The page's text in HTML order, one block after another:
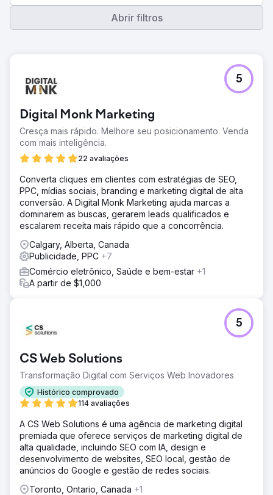
Abrir filtros
Digital Monk Marketing
Cresça mais rápido. Melhore seu posicionamento. Venda
com mais inteligência.
22 avaliações
5
Converta cliques em clientes com estratégias de SEO,
PPC, mídias sociais, branding e marketing digital de alta
conversão. A Digital Monk Marketing ajuda marcas a
dominarem as buscas, gerarem leads qualificados e
escalarem receita mais rápido que a concorrência.
Calgary, Alberta, Canada
Publicidade, PPC +7
Comércio eletrônico, Saúde e bem-estar +1
A partir de $1,000
CS Web Solutions
Transformação Digital com Serviços Web Inovadores
Histórico comprovado
114 avaliações
5
A CS Web Solutions é uma agência de marketing digital
premiada que oferece serviços de marketing digital de
alta qualidade, incluindo SEO com IA, design e
desenvolvimento de websites, SEO local, gestão de
anúncios do Google e gestão de redes sociais.
Toronto, Ontario, Canada +1